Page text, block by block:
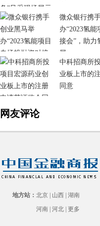
微众银行携
办“2023氢
接会”，助力
展
中科招商所
业板上市的
同意
网友评论
地方站： 北京 山西 湖南
河南 河北 更多